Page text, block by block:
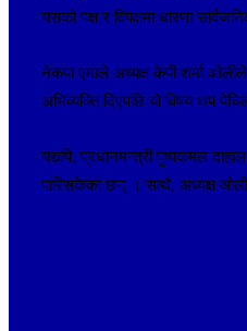
यसको पक्ष र विपक्षमा धारणा
नेकपा एमाले अध्यक्ष केपी शर्मा
अभिव्यक्ति दिएपछि यो विषय थप
यद्यपि, प्रधानमन्त्री पुष्पकमल
पारिसकेका छन् । साथै, अध्यक्ष